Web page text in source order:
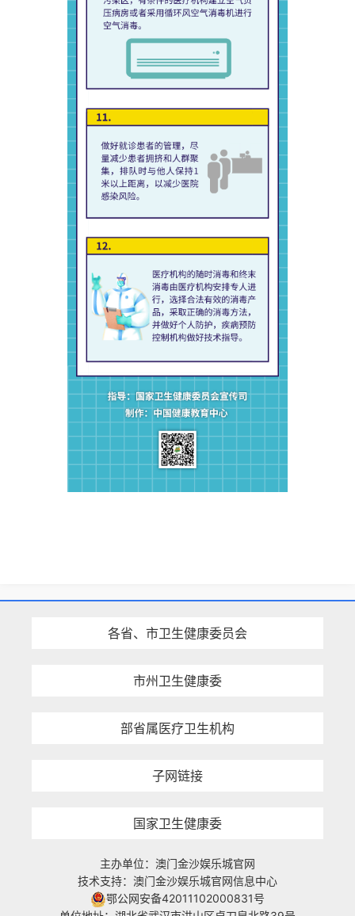
各省、市卫生健康委员会
市州卫生健康委
部省属医疗卫生机构
子网链接
国家卫生健康委
主办单位：澳门金沙娱乐城官网
技术支持：澳门金沙娱乐城官网信息中心
鄂公网安备42011102000831号